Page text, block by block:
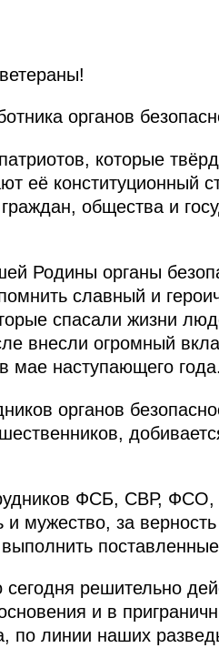
органов
которые
её конституционный
общества и
Родины органы
славный и
спасали жизни
внесли огромный
мае наступающего года.
органов
ФСБ, СВР, ФСО,
мужество, за
решительно
и в
линии наших